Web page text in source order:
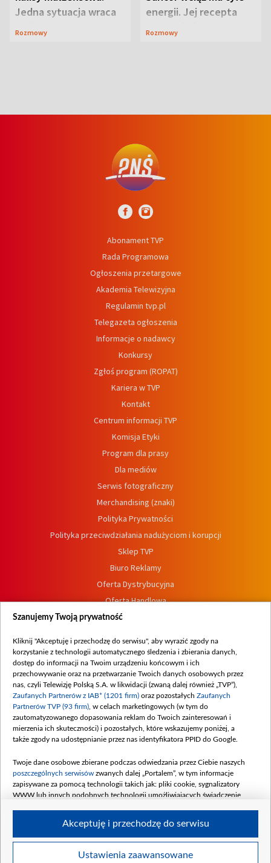
Jedna sytuacja wraca
jak bumerang
Rozmowy
energii. Jej recepta
jest zaskakująco
Rozmowy
Abonament TVP
Rada Programowa
Ogłoszenia przetargowe
Akademia Telewizyjna
Regulamin tvp.pl
Telegazeta ogłoszenia
Informacje o nadawcy
Konkursy
Zgłoś program (ROPAT)
Kariera w TVP
Kontakt
Centrum informacji TVP
Komisja Etyki
Program dla prasy
Dla mediów
Serwis fotograficzny
Merchandising (znaki)
Polityka Prywatności
Polityka przeciwdziałania nadużyciom i korupcji
Sklep TVP
Biuro Reklamy
Oferta Dystrybucyjna
Oferta Handlowa
Dostępność
Procedura zgłoszeń wewnętrznych
Szanujemy Twoją prywatność
Kliknij "Akceptuję i przechodzę do serwisu", aby wyrazić zgody na
korzystanie z technologii automatycznego śledzenia i zbierania danych,
dostęp do informacji na Twoim urządzeniu końcowym i ich
przechowywanie oraz na przetwarzanie Twoich danych osobowych przez
nas, czyli Telewizję Polską S.A. w likwidacji (zwaną dalej również „TVP”),
Zaufanych Partnerów z IAB* (1201 firm) oraz pozostałych Zaufanych
Partnerów TVP (93 firm) , w celach marketingowych (w tym do
zautomatyzowanego dopasowania reklam do Twoich zainteresowań i
mierzenia ich skuteczności) i pozostałych, które wskazujemy poniżej, a
także zgody na udostępnianie przez nas identyfikatora PPID do Google.
Twoje dane osobowe zbierane podczas odwiedzania przez Ciebie naszych
poszczególnych serwisów zwanych dalej „Portalem”, w tym informacje
zapisywane za pomocą technologii takich jak: pliki cookie, sygnalizatory
WWW lub innych podobnych technologii umożliwiających świadczenie
Twoje dane osobowe zbierane podczas odwiedzania przez Ciebie
Ustawienia zaawansowane
Akceptuję i przechodzę do serwisu